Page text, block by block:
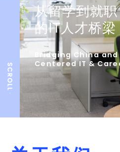
从留学到就
的IT人才桥梁
Bridging China
Centered IT &